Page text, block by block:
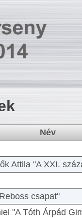
Név
Attila "A XXI.
csapat"
"A Tóth Árpád